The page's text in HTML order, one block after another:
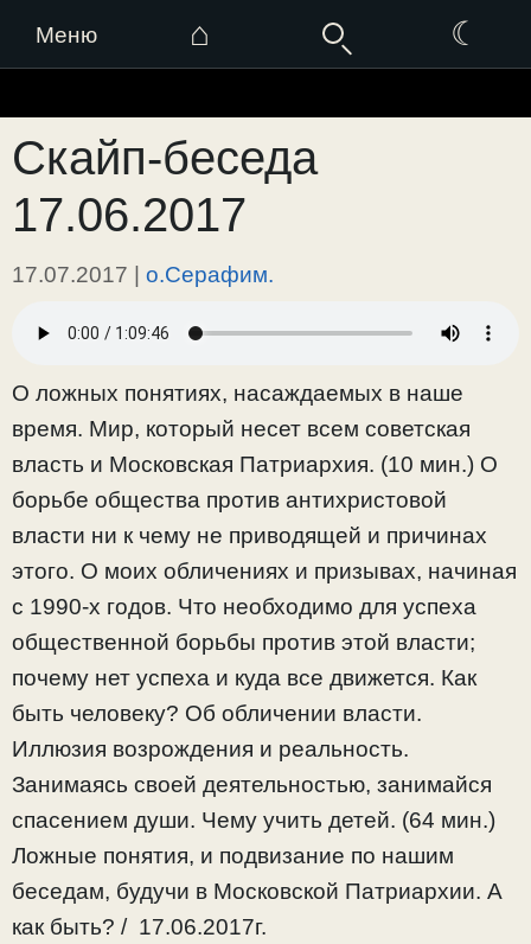
Меню ⌂ ☾
к
содержимому
Скайп-беседа
17.06.2017
17.07.2017 | о.Серафим.
О ложных понятиях, насаждаемых в наше
время. Мир, который несет всем советская
власть и Московская Патриархия. (10 мин.) О
борьбе общества против антихристовой
власти ни к чему не приводящей и причинах
этого. О моих обличениях и призывах, начиная
с 1990-х годов. Что необходимо для успеха
общественной борьбы против этой власти;
почему нет успеха и куда все движется. Как
быть человеку? Об обличении власти.
Иллюзия возрождения и реальность.
Занимаясь своей деятельностью, занимайся
спасением души. Чему учить детей. (64 мин.)
Ложные понятия, и подвизание по нашим
беседам, будучи в Московской Патриархии. А
как быть? / 17.06.2017г.